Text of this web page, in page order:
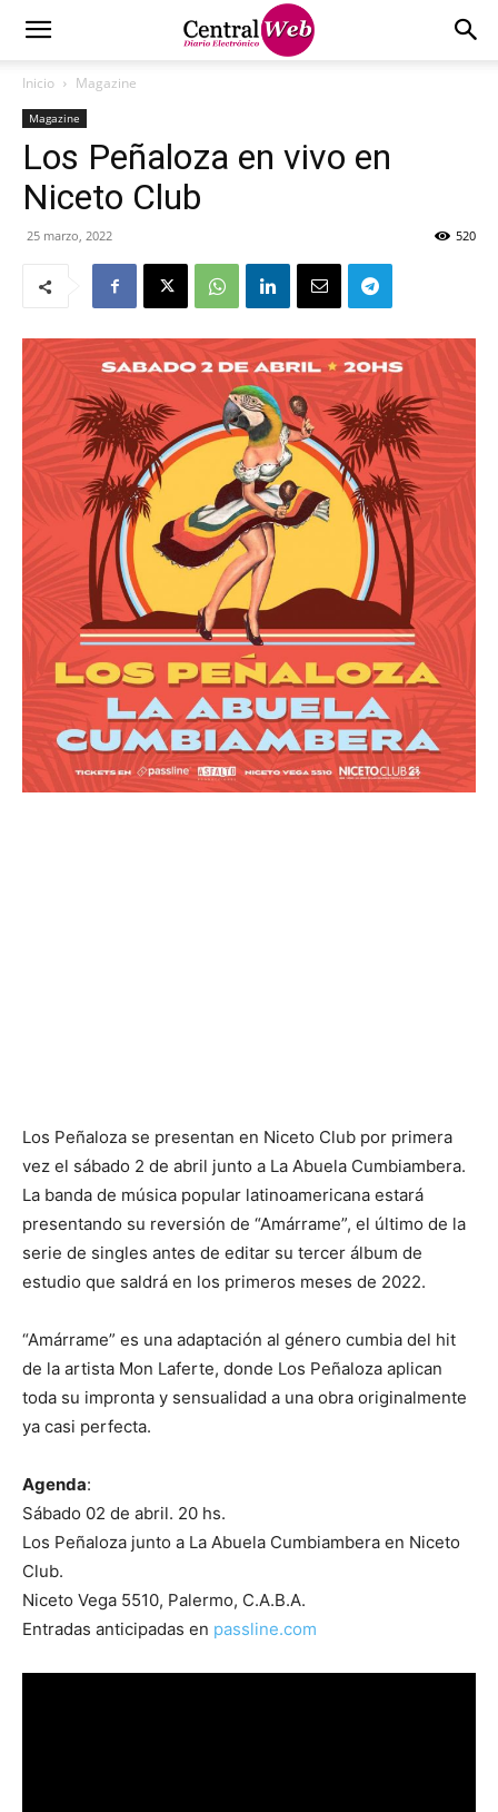
Inicio Magazine
Magazine
Los Peñaloza en vivo en
Niceto Club
25 marzo, 2022 520
Los Peñaloza se presentan en Niceto Club por primera
vez el sábado 2 de abril junto a La Abuela Cumbiambera.
La banda de música popular latinoamericana estará
presentando su reversión de “Amárrame”, el último de la
serie de singles antes de editar su tercer álbum de
estudio que saldrá en los primeros meses de 2022.
“Amárrame” es una adaptación al género cumbia del hit
de la artista Mon Laferte, donde Los Peñaloza aplican
toda su impronta y sensualidad a una obra originalmente
ya casi perfecta.
Agenda:
Sábado 02 de abril. 20 hs.
Los Peñaloza junto a La Abuela Cumbiambera en Niceto
Club.
Niceto Vega 5510, Palermo, C.A.B.A.
Entradas anticipadas en passline.com